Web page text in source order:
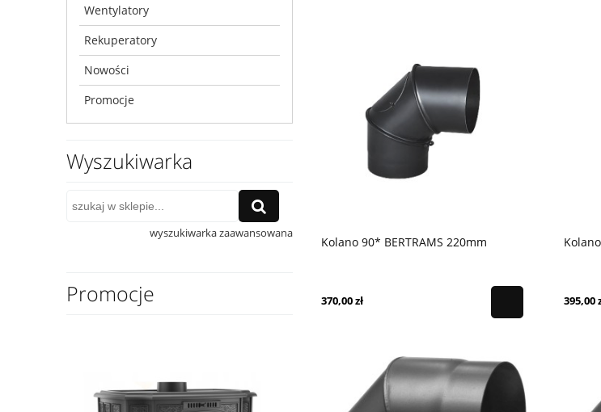
Wentylatory
Rekuperatory
Nowości
Promocje
Wyszukiwarka
wyszukiwarka zaawansowana
Promocje
Kolano 90* BERTRAMS 220mm
370,00 zł 395,00